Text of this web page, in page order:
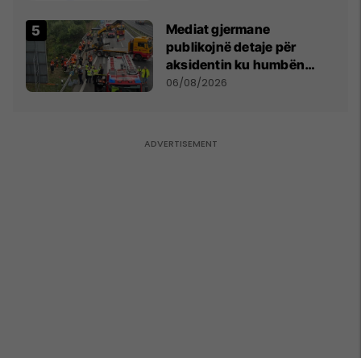
Mediat gjermane
publikojnë detaje për
aksidentin ku humbën
jetën tre mërgimtarë nga
06/08/2026